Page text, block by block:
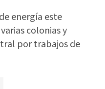
energía este
colonias y
por trabajos de